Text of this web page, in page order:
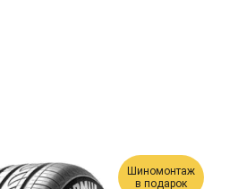
Шиномонтаж
в подарок